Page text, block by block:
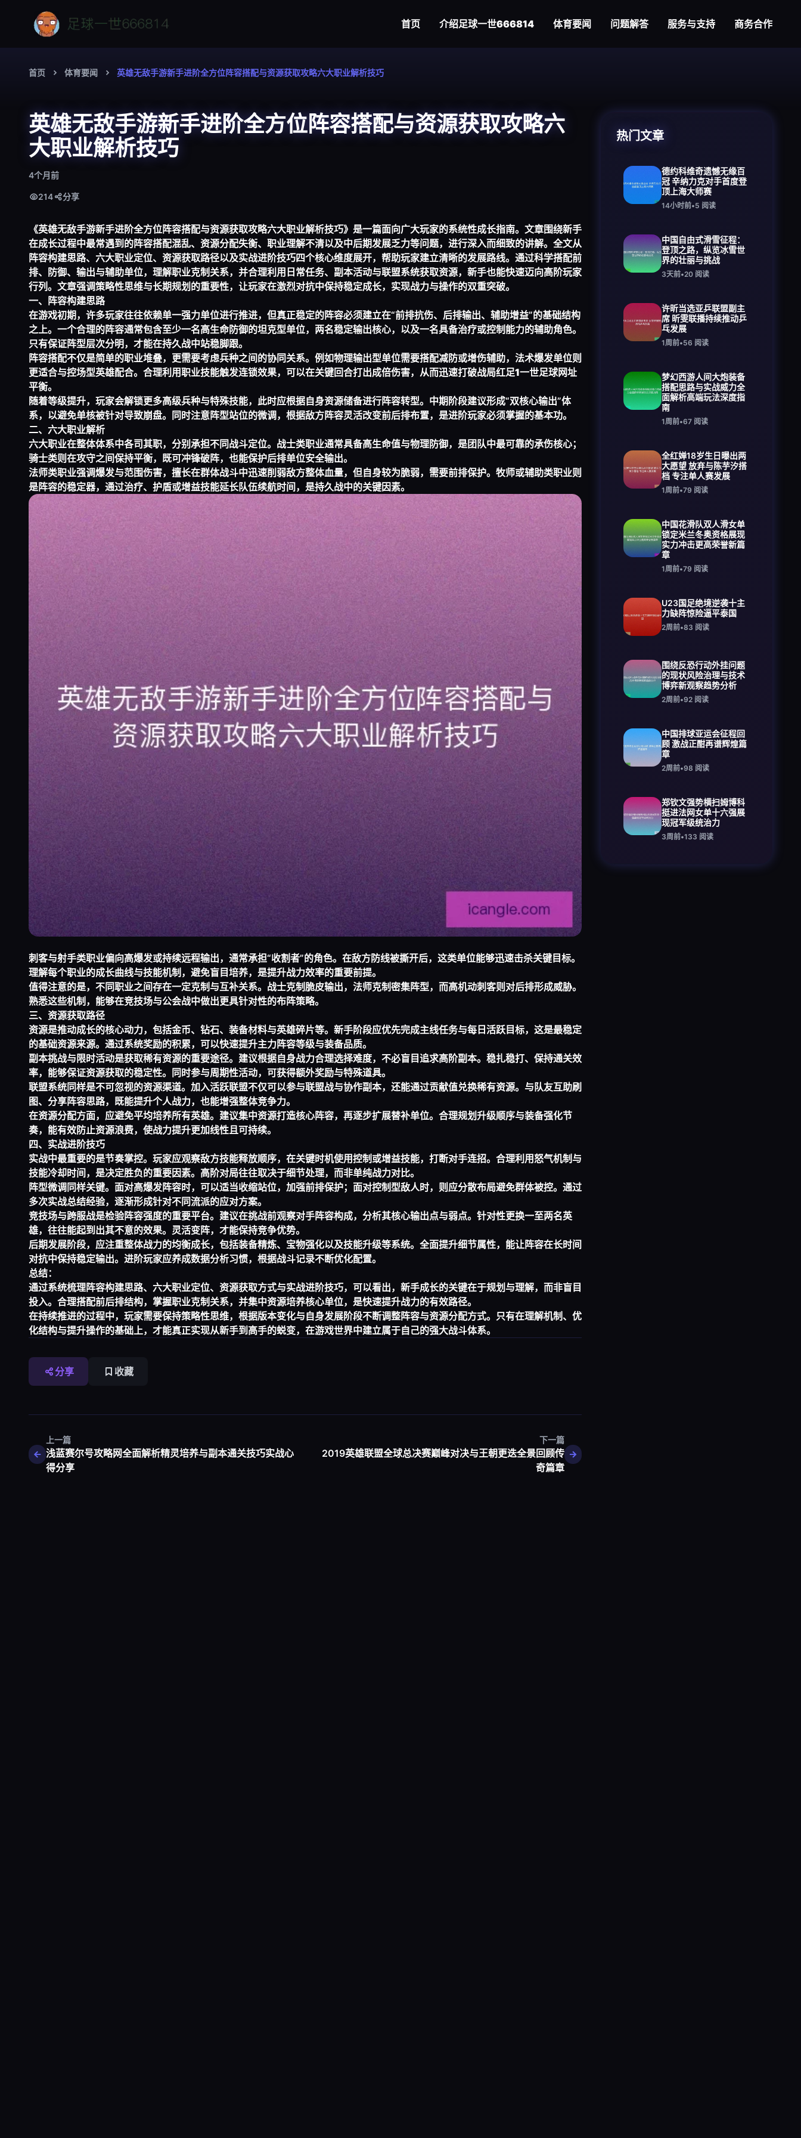
首页 介绍足球一世666814 体育要闻 问题解答 服务与支持 商务合作
首页 体育要闻 英雄无敌手游新手进阶全方位阵容搭配与资源获取攻略六大职业解析技巧
英雄无敌手游新手进阶全方位阵容搭配与资源获取攻略六
大职业解析技巧
4个月前
214 分享
《英雄无敌手游新手进阶全方位阵容搭配与资源获取攻略六大职业解析技巧》是一篇面向广大玩家的系统性成长指南。文章围绕新手
在成长过程中最常遇到的阵容搭配混乱、资源分配失衡、职业理解不清以及中后期发展乏力等问题，进行深入而细致的讲解。全文从
阵容构建思路、六大职业定位、资源获取路径以及实战进阶技巧四个核心维度展开，帮助玩家建立清晰的发展路线。通过科学搭配前
排、防御、输出与辅助单位，理解职业克制关系，并合理利用日常任务、副本活动与联盟系统获取资源，新手也能快速迈向高阶玩家
行列。文章强调策略性思维与长期规划的重要性，让玩家在激烈对抗中保持稳定成长，实现战力与操作的双重突破。
一、阵容构建思路
在游戏初期，许多玩家往往依赖单一强力单位进行推进，但真正稳定的阵容必须建立在“前排抗伤、后排输出、辅助增益”的基础结构
之上。一个合理的阵容通常包含至少一名高生命防御的坦克型单位，两名稳定输出核心，以及一名具备治疗或控制能力的辅助角色。
只有保证阵型层次分明，才能在持久战中站稳脚跟。
阵容搭配不仅是简单的职业堆叠，更需要考虑兵种之间的协同关系。例如物理输出型单位需要搭配减防或增伤辅助，法术爆发单位则
更适合与控场型英雄配合。合理利用职业技能触发连锁效果，可以在关键回合打出成倍伤害，从而迅速打破战局红足1一世足球网址
平衡。
随着等级提升，玩家会解锁更多高级兵种与特殊技能，此时应根据自身资源储备进行阵容转型。中期阶段建议形成“双核心输出”体
系，以避免单核被针对导致崩盘。同时注意阵型站位的微调，根据敌方阵容灵活改变前后排布置，是进阶玩家必须掌握的基本功。
二、六大职业解析
六大职业在整体体系中各司其职，分别承担不同战斗定位。战士类职业通常具备高生命值与物理防御，是团队中最可靠的承伤核心；
骑士类则在攻守之间保持平衡，既可冲锋破阵，也能保护后排单位安全输出。
法师类职业强调爆发与范围伤害，擅长在群体战斗中迅速削弱敌方整体血量，但自身较为脆弱，需要前排保护。牧师或辅助类职业则
是阵容的稳定器，通过治疗、护盾或增益技能延长队伍续航时间，是持久战中的关键因素。
刺客与射手类职业偏向高爆发或持续远程输出，通常承担“收割者”的角色。在敌方防线被撕开后，这类单位能够迅速击杀关键目标。
理解每个职业的成长曲线与技能机制，避免盲目培养，是提升战力效率的重要前提。
值得注意的是，不同职业之间存在一定克制与互补关系。战士克制脆皮输出，法师克制密集阵型，而高机动刺客则对后排形成威胁。
熟悉这些机制，能够在竞技场与公会战中做出更具针对性的布阵策略。
三、资源获取路径
资源是推动成长的核心动力，包括金币、钻石、装备材料与英雄碎片等。新手阶段应优先完成主线任务与每日活跃目标，这是最稳定
的基础资源来源。通过系统奖励的积累，可以快速提升主力阵容等级与装备品质。
副本挑战与限时活动是获取稀有资源的重要途径。建议根据自身战力合理选择难度，不必盲目追求高阶副本。稳扎稳打、保持通关效
率，能够保证资源获取的稳定性。同时参与周期性活动，可获得额外奖励与特殊道具。
联盟系统同样是不可忽视的资源渠道。加入活跃联盟不仅可以参与联盟战与协作副本，还能通过贡献值兑换稀有资源。与队友互助刷
图、分享阵容思路，既能提升个人战力，也能增强整体竞争力。
在资源分配方面，应避免平均培养所有英雄。建议集中资源打造核心阵容，再逐步扩展替补单位。合理规划升级顺序与装备强化节
奏，能有效防止资源浪费，使战力提升更加线性且可持续。
四、实战进阶技巧
实战中最重要的是节奏掌控。玩家应观察敌方技能释放顺序，在关键时机使用控制或增益技能，打断对手连招。合理利用怒气机制与
技能冷却时间，是决定胜负的重要因素。高阶对局往往取决于细节处理，而非单纯战力对比。
阵型微调同样关键。面对高爆发阵容时，可以适当收缩站位，加强前排保护；面对控制型敌人时，则应分散布局避免群体被控。通过
多次实战总结经验，逐渐形成针对不同流派的应对方案。
竞技场与跨服战是检验阵容强度的重要平台。建议在挑战前观察对手阵容构成，分析其核心输出点与弱点。针对性更换一至两名英
雄，往往能起到出其不意的效果。灵活变阵，才能保持竞争优势。
后期发展阶段，应注重整体战力的均衡成长，包括装备精炼、宝物强化以及技能升级等系统。全面提升细节属性，能让阵容在长时间
对抗中保持稳定输出。进阶玩家应养成数据分析习惯，根据战斗记录不断优化配置。
总结：
通过系统梳理阵容构建思路、六大职业定位、资源获取方式与实战进阶技巧，可以看出，新手成长的关键在于规划与理解，而非盲目
投入。合理搭配前后排结构，掌握职业克制关系，并集中资源培养核心单位，是快速提升战力的有效路径。
在持续推进的过程中，玩家需要保持策略性思维，根据版本变化与自身发展阶段不断调整阵容与资源分配方式。只有在理解机制、优
化结构与提升操作的基础上，才能真正实现从新手到高手的蜕变，在游戏世界中建立属于自己的强大战斗体系。
分享 收藏
上一篇
浅蓝赛尔号攻略网全面解析精灵培养与副本通关技巧实战心
得分享
下一篇
2019英雄联盟全球总决赛巅峰对决与王朝更迭全景回顾传
奇篇章
热门文章
德约科维奇遗憾无缘百
冠 辛纳力克对手首度登
顶上海大师赛
14小时前•5 阅读
中国自由式滑雪征程：
登顶之路，纵览冰雪世
界的壮丽与挑战
3天前•20 阅读
许昕当选亚乒联盟副主
席 昕雯联播持续推动乒
乓发展
1周前•56 阅读
梦幻西游人间大炮装备
搭配思路与实战威力全
面解析高端玩法深度指
南
1周前•67 阅读
全红婵18岁生日曝出两
大愿望 放弃与陈芋汐搭
档 专注单人赛发展
1周前•79 阅读
中国花滑队双人滑女单
锁定米兰冬奥资格展现
实力冲击更高荣誉新篇
章
1周前•79 阅读
U23国足绝境逆袭十主
力缺阵惊险逼平泰国
2周前•83 阅读
围绕反恐行动外挂问题
的现状风险治理与技术
博弈新观察趋势分析
2周前•92 阅读
中国排球亚运会征程回
顾 激战正酣再谱辉煌篇
章
2周前•98 阅读
郑钦文强势横扫姆博科
挺进法网女单十六强展
现冠军级统治力
3周前•133 阅读